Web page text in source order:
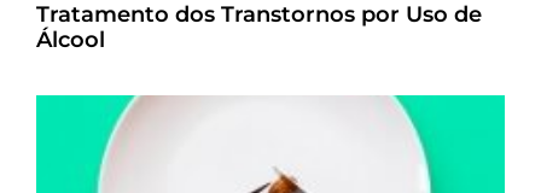
Tratamento dos Transtornos por Uso de
Álcool